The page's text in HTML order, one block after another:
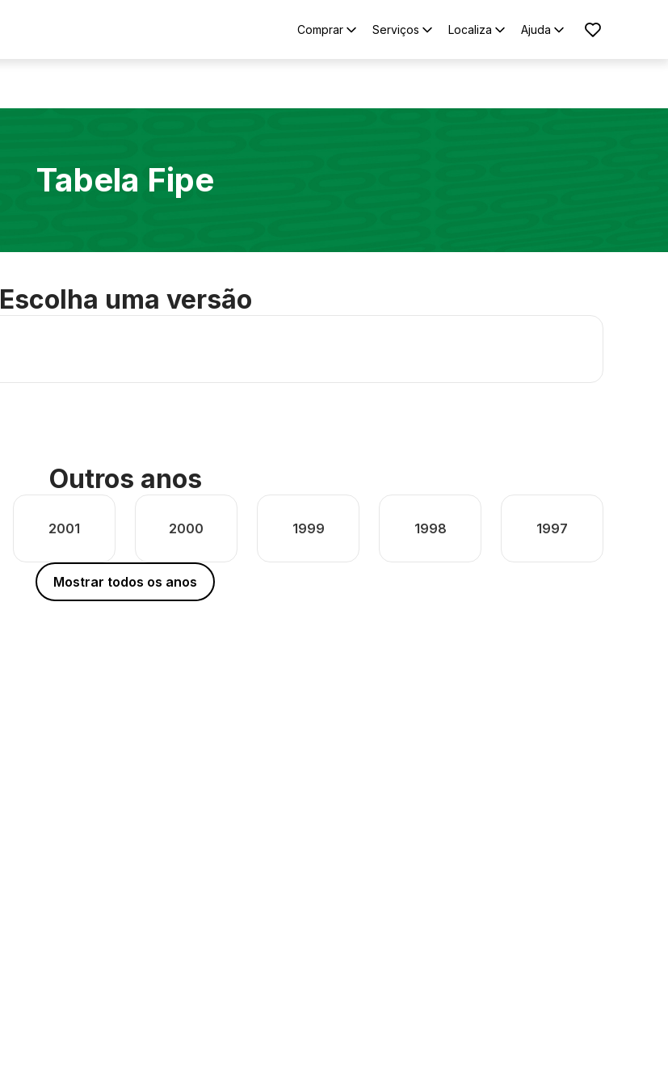
Comprar Serviços Localiza Ajuda
Tabela Fipe
Escolha uma versão
Outros anos
2001 2000 1999 1998 1997
Mostrar todos os anos